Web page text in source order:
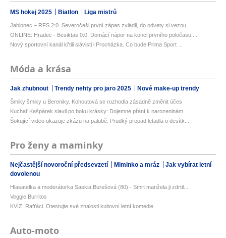
MS hokej 2025 Biatlon Liga mistrů
Jablonec – RFS 2:0. Severočeši první zápas zvládli, do odvety si vezou...
ONLINE: Hradec - Besiktas 0:0. Domácí nápor na konci prvního poločasu,...
Nový sportovní kanál křtili slávisti i Procházka. Co bude Prima Sport ...
Móda a krása
Jak zhubnout Trendy nehty pro jaro 2025 Nové make-up trendy
Šmiky šmiky u Bereniky. Kohoutová se rozhodla zásadně změnit účes
Kuchař Kašpárek slavil po boku krásky: Dojemné přání k narozeninám
Šokující video ukazuje zkázu na palubě: Prudký propad letadla o desítk...
Pro ženy a maminky
Nejčastější novoroční předsevzetí Miminko a mráz
Jak vybírat letní
dovolenou
Hlasatelka a moderátorka Saskia Burešová (80) - Smrt manžela ji zdrtil...
Veggie Burritos
KVÍZ: Rafťáci. Otestujte své znalosti kultovní letní komedie
Auto-moto